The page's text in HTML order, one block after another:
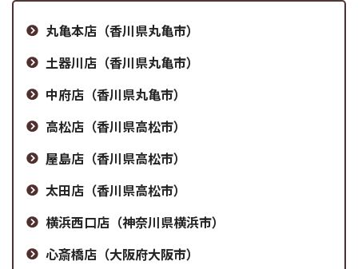
丸亀本店（香川県丸亀市）
土器川店（香川県丸亀市）
中府店（香川県丸亀市）
高松店（香川県高松市）
屋島店（香川県高松市）
太田店（香川県高松市）
横浜西口店（神奈川県横浜市）
心斎橋店（大阪府大阪市）